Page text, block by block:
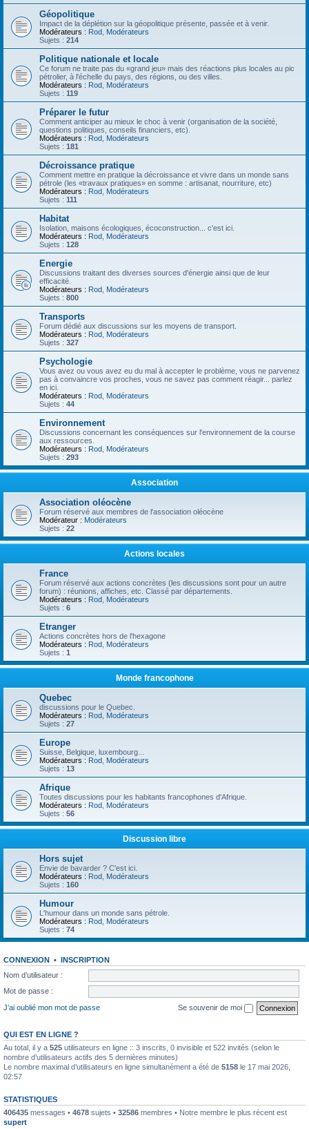
Géopolitique
Impact de la déplétion sur la géopolitique présente, passée et à venir.
Modérateurs : Rod Modérateurs
Sujets : 214
Politique nationale et locale
Ce forum ne traite pas du «grand jeu» mais des réactions plus locales au pic
pétrolier, à l'échelle du pays, des régions, ou des villes.
Modérateurs : Rod Modérateurs
Sujets : 119
Préparer le futur
Comment anticiper au mieux le choc à venir (organisation de la société,
questions politiques, conseils financiers, etc).
Modérateurs : Rod Modérateurs
Sujets : 181
Décroissance pratique
Comment mettre en pratique la décroissance et vivre dans un monde sans
pétrole (les «travaux pratiques» en somme : artisanat, nourriture, etc)
Modérateurs : Rod Modérateurs
Sujets : 111
Habitat
Isolation, maisons écologiques, écoconstruction... c'est ici.
Modérateurs : Rod Modérateurs
Sujets : 128
Energie
Discussions traitant des diverses sources d'énergie ainsi que de leur
efficacité.
Modérateurs : Rod Modérateurs
Sujets : 800
Transports
Forum dédié aux discussions sur les moyens de transport.
Modérateurs : Rod Modérateurs
Sujets : 327
Psychologie
Vous avez ou vous avez eu du mal à accepter le problème, vous ne parvenez
pas à convaincre vos proches, vous ne savez pas comment réagir... parlez
en ici.
Modérateurs : Rod Modérateurs
Sujets : 44
Environnement
Discussions concernant les conséquences sur l'environnement de la course
aux ressources.
Modérateurs : Rod Modérateurs
Sujets : 293
Association
Association oléocène
Forum réservé aux membres de l'association oléocène
Modérateur : Modérateurs
Sujets : 22
Actions locales
France
Forum réservé aux actions concrètes (les discussions sont pour un autre
forum) : réunions, affiches, etc. Classé par départements.
Modérateurs : Rod Modérateurs
Sujets : 6
Etranger
Actions concrètes hors de l'hexagone
Modérateurs : Rod Modérateurs
Sujets : 1
Monde francophone
Quebec
discussions pour le Quebec.
Modérateurs : Rod Modérateurs
Sujets : 27
Europe
Suisse, Belgique, luxembourg...
Modérateurs : Rod Modérateurs
Sujets : 13
Afrique
Toutes discussions pour les habitants francophones d'Afrique.
Modérateurs : Rod Modérateurs
Sujets : 56
Discussion libre
Hors sujet
Envie de bavarder ? C'est ici.
Modérateurs : Rod Modérateurs
Sujets : 160
Humour
L'humour dans un monde sans pétrole.
Modérateurs : Rod Modérateurs
Sujets : 74
CONNEXION • INSCRIPTION
Nom d’utilisateur :
Mot de passe :
J’ai oublié mon mot de passe
Se souvenir de moi
QUI EST EN LIGNE ?
Au total, il y a 525 utilisateurs en ligne :: 3 inscrits, 0 invisible et 522 invités (selon le
nombre d’utilisateurs actifs des 5 dernières minutes)
Le nombre maximal d’utilisateurs en ligne simultanément a été de 5158 le 17 mai 2026,
02:57
STATISTIQUES
406435 messages • 4678 sujets • 32586 membres • Notre membre le plus récent est
supert